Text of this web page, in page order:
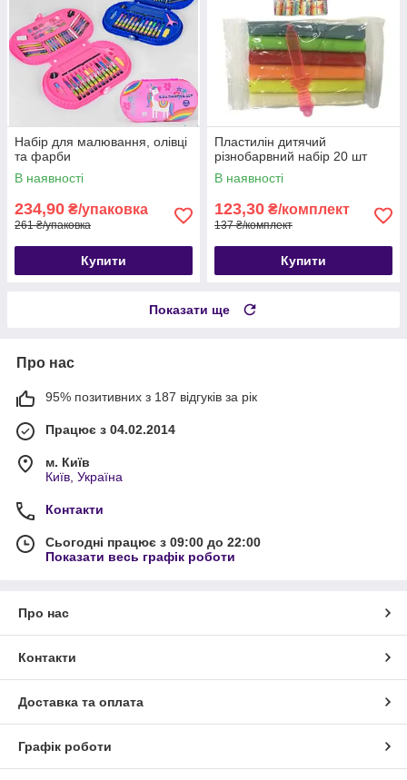
Набір для малювання, олівці
та фарби
В наявності
234,90 ₴/упаковка
261 ₴/упаковка
Купити
Пластилін дитячий
різнобарвний набір 20 шт
В наявності
123,30 ₴/комплект
137 ₴/комплект
Купити
Показати ще
Про нас
95% позитивних з 187 відгуків за рік
Працює з 04.02.2014
м. Київ
Київ, Україна
Контакти
Сьогодні працює з 09:00 до 22:00
Показати весь графік роботи
Про нас
Контакти
Доставка та оплата
Графік роботи